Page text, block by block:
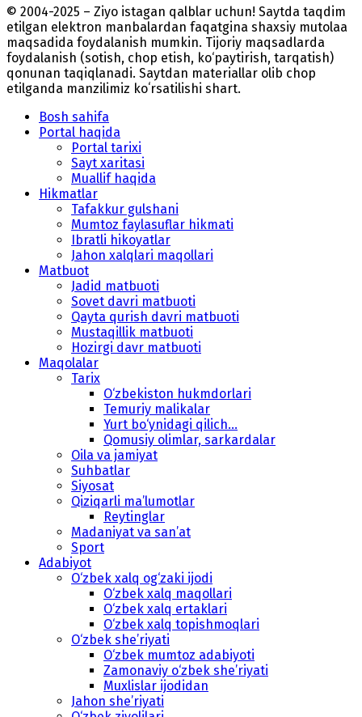
© 2004-2025 – Ziyo istagan qalblar uchun! Saytda taqdim
etilgan elektron manbalardan faqatgina shaxsiy mutolaa
maqsadida foydalanish mumkin. Tijoriy maqsadlarda
foydalanish (sotish, chop etish, ko‘paytirish, tarqatish)
qonunan taqiqlanadi. Saytdan materiallar olib chop
etilganda manzilimiz koʻrsatilishi shart.
Bosh sahifa
Portal haqida
Portal tarixi
Sayt xaritasi
Muallif haqida
Hikmatlar
Tafakkur gulshani
Mumtoz faylasuflar hikmati
Ibratli hikoyatlar
Jahon xalqlari maqollari
Matbuot
Jadid matbuoti
Sovet davri matbuoti
Qayta qurish davri matbuoti
Mustaqillik matbuoti
Hozirgi davr matbuoti
Maqolalar
Tarix
O‘zbekiston hukmdorlari
Temuriy malikalar
Yurt bo‘ynidagi qilich...
Qomusiy olimlar, sarkardalar
Oila va jamiyat
Suhbatlar
Siyosat
Qiziqarli ma’lumotlar
Reytinglar
Madaniyat va san’at
Sport
Adabiyot
O‘zbek xalq og‘zaki ijodi
O‘zbek xalq maqollari
O‘zbek xalq ertaklari
O‘zbek xalq topishmoqlari
O‘zbek she’riyati
O‘zbek mumtoz adabiyoti
Zamonaviy o‘zbek she’riyati
Muxlislar ijodidan
Jahon she’riyati